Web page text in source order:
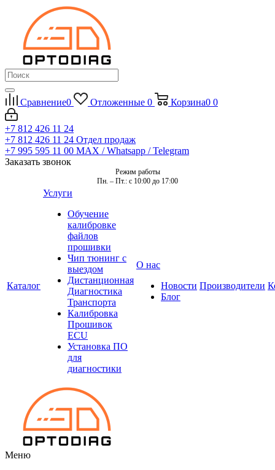
Сравнение0 Отложенные 0 Корзина0 0
+7 812 426 11 24
+7 812 426 11 24 Отдел продаж
+7 995 595 11 00 MAX / Whatsapp / Telegram
Заказать звонок
Режим работы
Пн. – Пт.: с 10:00 до 17:00
Каталог
Услуги
Обучение
калибровке
файлов
прошивки
Чип тюнинг с
выездом
Дистанционная
Диагностика
Транспорта
Калибровка
Прошивок
ECU
Установка ПО
для
диагностики
О нас
Новости
Блог
Производители
Меню